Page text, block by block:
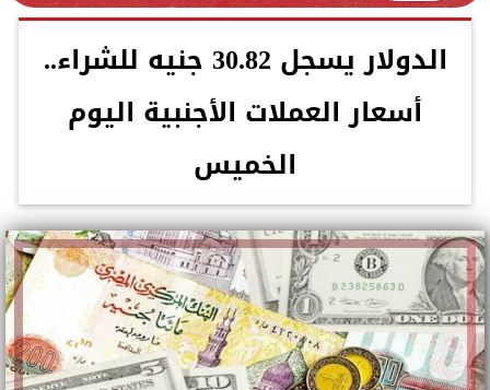
الدولار يسجل 30.82 جنيه للشراء..
أسعار العملات الأجنبية اليوم
الخميس